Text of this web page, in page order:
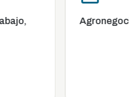
Agronegocios